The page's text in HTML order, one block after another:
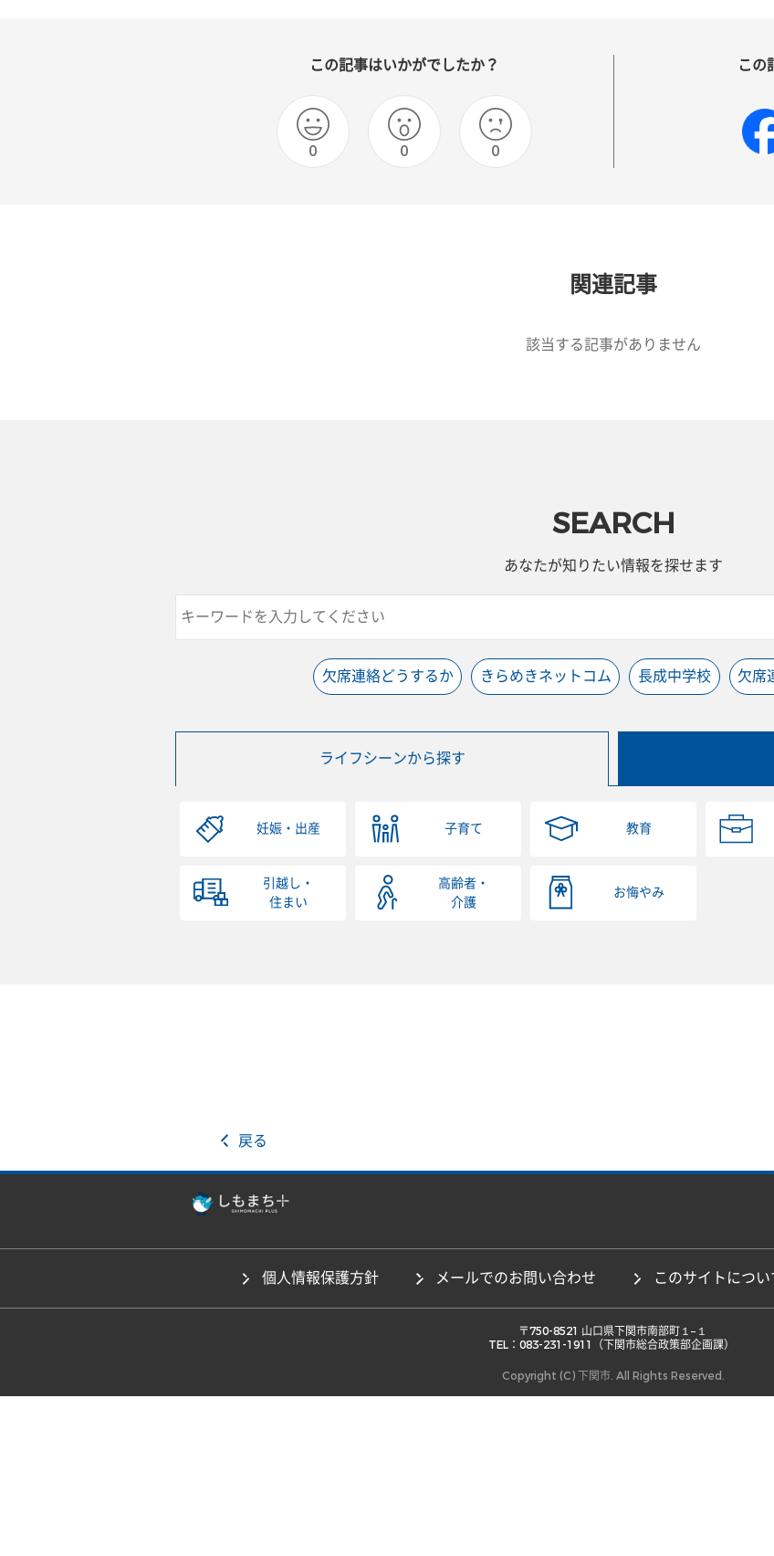
この記事はいかがでしたか？
0 0 0
この
関連記事
該当する記事がありません
SEARCH
あなたが知りたい情報を探せます
欠席連絡どうするか きらめきネットコム 長成中学校 欠席
ライフシーンから探す
妊娠・出産 子育て 教育
引越し・
住まい
高齢者・
介護
お悔やみ
戻る
個人情報保護方針 メールでのお問い合わせ このサイトについ
TEL：083-231-1911（下関市総合政策部企画課）
Copyright (C) 下関市. All Rights Reserved.